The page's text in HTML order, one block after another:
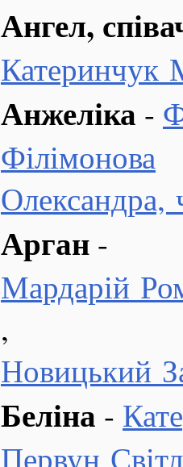
Ангел,
Катеринчук
Анжеліка -
Філімонова
Арган -
Мардарій
,
Новицький
Беліна -
Первун